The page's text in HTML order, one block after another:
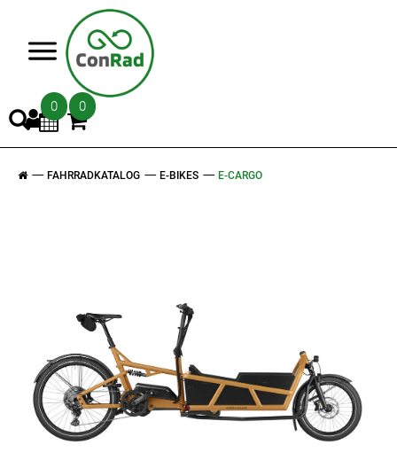
0 0
FAHRRADKATALOG E-BIKES E-CARGO